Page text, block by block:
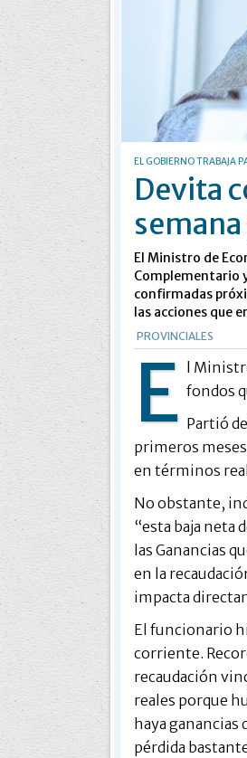
EL GOBIERNO TRABAJA
Devita
El Ministro de
Complementario
confirmadas
las acciones que
PROVINCIALES
E
l
fondos
Partió
primeros
en términos
No obstante,
“esta baja neta
las Ganancias
en la
impacta
El funcionario
corriente.
recaudación
reales porque
haya ganancias
pérdida